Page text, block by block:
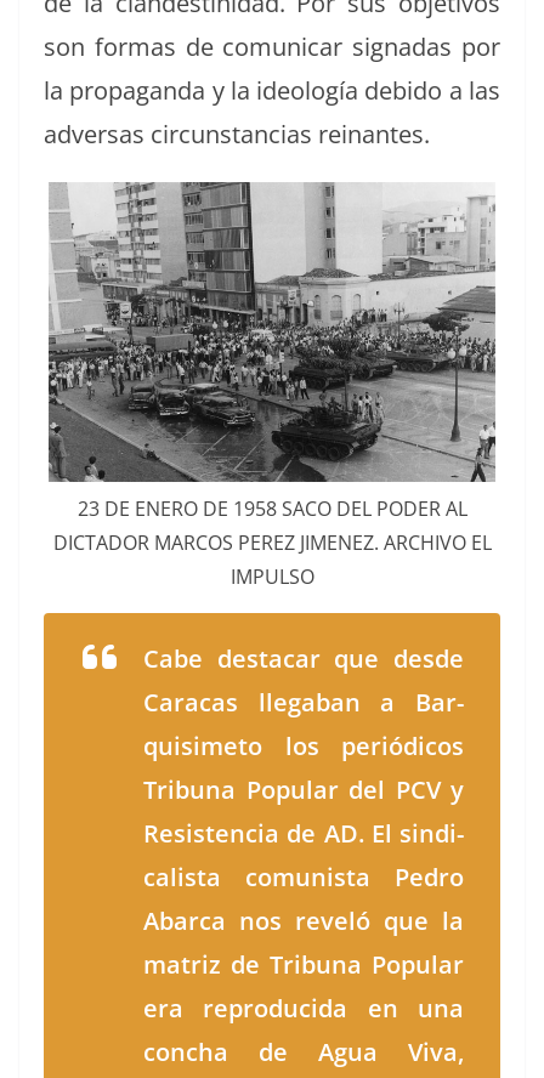
son for­mas de comu­nicar sig­nadas por
la pro­pa­gan­da y la ide­ología debido a las
adver­sas cir­cun­stan­cias reinantes.
23 DE ENERO DE 1958 SACO DEL PODER AL
DICTADOR MARCOS PEREZ JIMENEZ. ARCHIVO EL
IMPULSO
Cabe destacar que des­de
Cara­cas lle­ga­ban a Bar­
quisime­to los per­iódi­cos
Tri­buna Pop­u­lar del PCV y
Resisten­cia de AD. El sindi­
cal­ista comu­nista Pedro
Abar­ca nos rev­eló que la
matriz de Tri­buna Pop­u­lar
era repro­duci­da en una
con­cha de Agua Viva,